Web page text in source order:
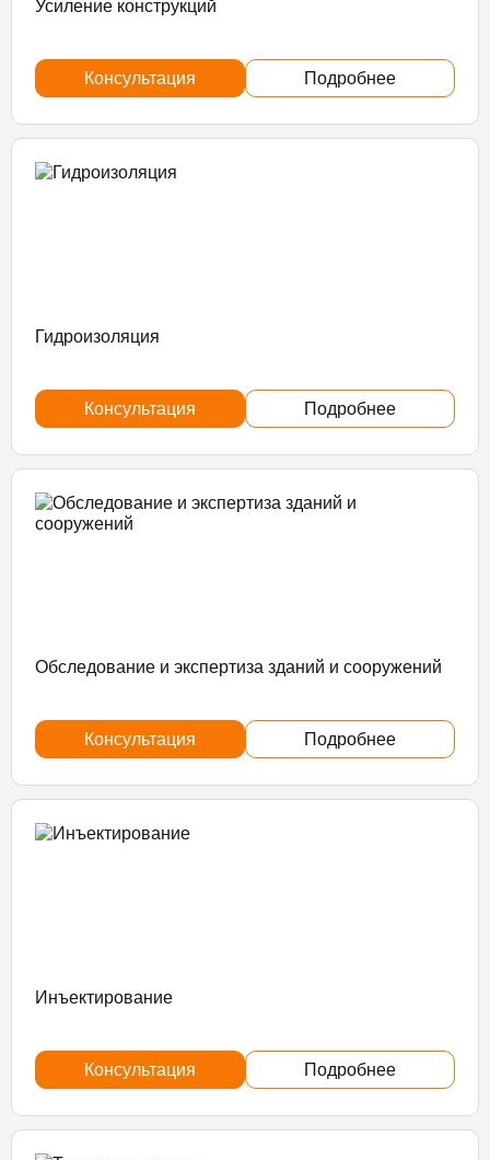
Усиление конструкций
Консультация Подробнее
Гидроизоляция
Консультация Подробнее
Обследование и экспертиза зданий и сооружений
Консультация Подробнее
Инъектирование
Консультация Подробнее